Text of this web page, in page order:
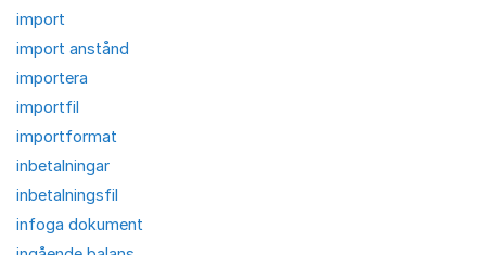
import
import anstånd
importera
importfil
importformat
inbetalningar
inbetalningsfil
infoga dokument